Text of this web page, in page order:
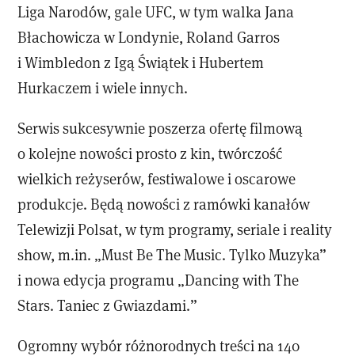
Liga Narodów, gale UFC, w tym walka Jana
Błachowicza w Londynie, Roland Garros
i Wimbledon z Igą Świątek i Hubertem
Hurkaczem i wiele innych.
Serwis sukcesywnie poszerza ofertę filmową
o kolejne nowości prosto z kin, twórczość
wielkich reżyserów, festiwalowe i oscarowe
produkcje. Będą nowości z ramówki kanałów
Telewizji Polsat, w tym programy, seriale i reality
show, m.in. „Must Be The Music. Tylko Muzyka”
i nowa edycja programu „Dancing with The
Stars. Taniec z Gwiazdami.”
Ogromny wybór różnorodnych treści na 140